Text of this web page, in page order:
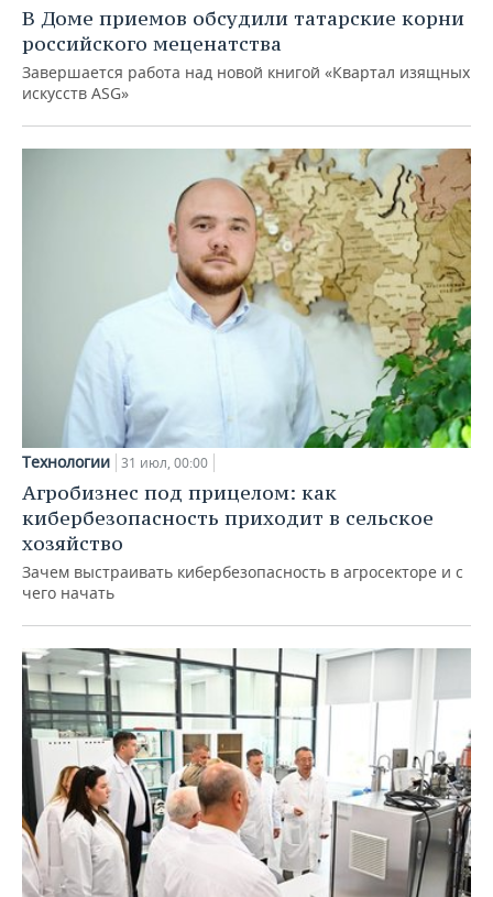
В Доме приемов обсудили татарские корни
российского меценатства
Завершается работа над новой книгой «Квартал изящных
искусств ASG»
Технологии 31 июл, 00:00
Агробизнес под прицелом: как
кибербезопасность приходит в сельское
хозяйство
Зачем выстраивать кибербезопасность в агросекторе и с
чего начать